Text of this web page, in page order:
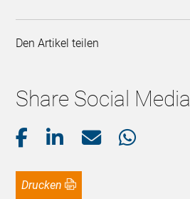
Den Artikel teilen
Share Social Media
Drucken